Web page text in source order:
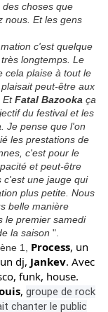
choses que
nous. Et les gens
c'est quelque
longtemps. Le
cela plaise à tout le
plaisait peut-être aux
EtFatal Bazooka ça
du festival et les
Je pense que l'on
les prestations de
c'est pour le
et peut-être
c'est une jauge qui
plus petite. Nous
belle manière
le premier samedi
la saison ".
1, Process, un
dj, Jankev. Avec
funk, house.
, groupe de rock
chanter le public